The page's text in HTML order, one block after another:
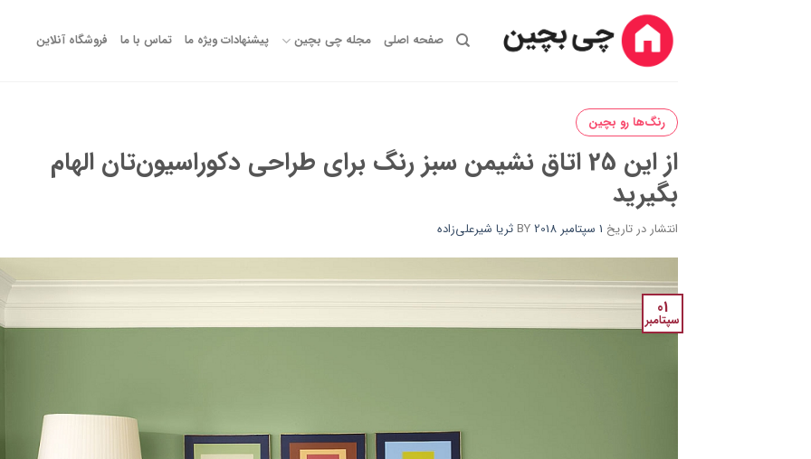
صفحه اصلی مجله چی بچین پیشنهادات ویژه ما تماس با ما فروشگاه آنلاین
رنگ‌ها رو بچین
از این 25 اتاق نشیمن سبز رنگ برای طراحی دکوراسیون‌تان الهام
بگیرید
انتشار در تاریخ 1 سپتامبر 2018 BYثریا شیرعلی‌زاده
01
سپتامبر